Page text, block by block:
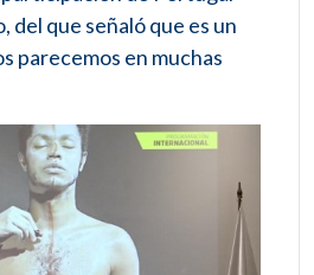
del que señaló que es un
parecemos en muchas